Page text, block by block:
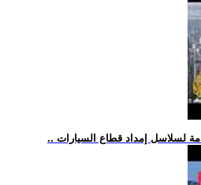
لسلاسل إمداد قطاع السيارات